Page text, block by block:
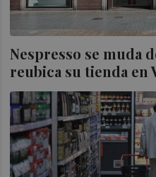
Nespresso se muda
reubica su tienda en